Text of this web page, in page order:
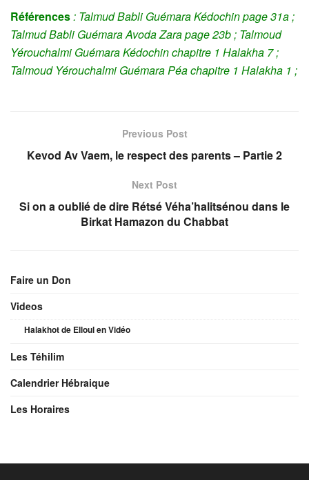
Références: Talmud Babli Guémara Kédochin page 31a ;
Talmud Babli Guémara Avoda Zara page 23b ; Talmoud
Yérouchalmi Guémara Kédochin chapitre 1 Halakha 7 ;
Talmoud Yérouchalmi Guémara Péa chapitre 1 Halakha 1 ;
Previous Post
Kevod Av Vaem, le respect des parents – Partie 2
Next Post
Si on a oublié de dire Rétsé Véha’halitsénou dans le
Birkat Hamazon du Chabbat
Faire un Don
Videos
Halakhot de Elloul en Vidéo
Les Téhilim
Calendrier Hébraique
Les Horaires